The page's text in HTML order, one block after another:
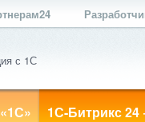
с 1С
1С-Битрикс 24